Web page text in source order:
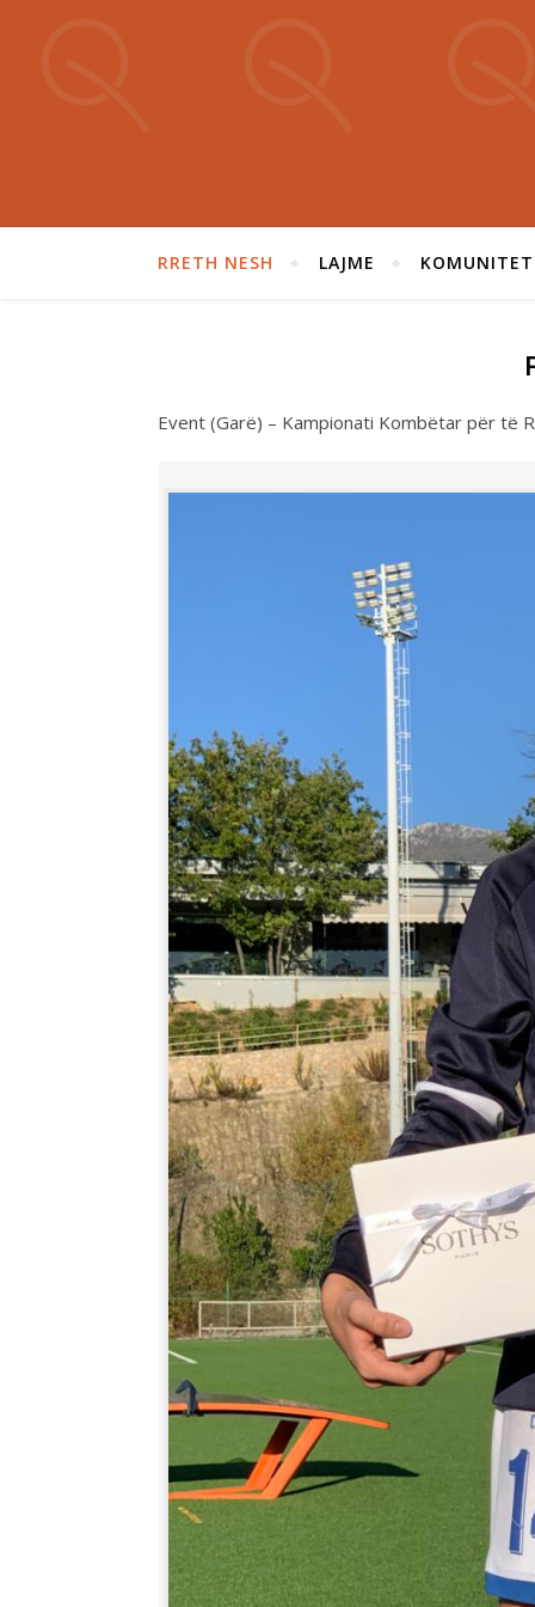
RRETH NESH LAJME
Event (Garë) – Kampionati Kombëtar për të